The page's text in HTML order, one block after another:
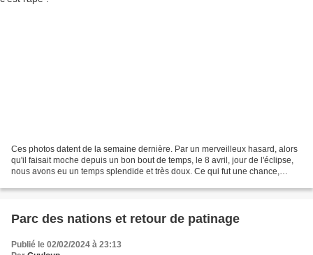
Ces photos datent de la semaine dernière. Par un merveilleux hasard, alors
qu'il faisait moche depuis un bon bout de temps, le 8 avril, jour de l'éclipse,
nous avons eu un temps splendide et très doux. Ce qui fut une chance,
Parc des nations et retour de patinage
Publié le 02/02/2024 à 23:13